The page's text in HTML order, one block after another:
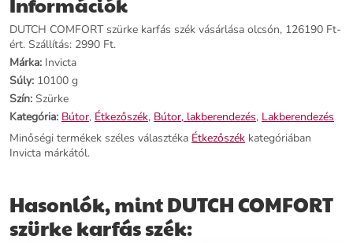
Márka:Invicta
Kategória:Étkezőszék
Tömeg:10000 g
Szín:
Szürke
Szállítási díj:2990 Ft
Előnyök:
Elegáns design:A bársony anyagú szék modern és egyedi stílust
kölcsönöz otthonodnak.
Stabilitás és tartósság:A fekete fém lábak maximális stabilitást
biztosítanak, hozzájárulva a szék hosszú élettartamához.
DUTCH COMFORT szürke karfás szék vásárlása olcsón, 126190 Ft-
ért. Szállítás: 2990 Ft.
Márka: Invicta
Súly: 10100 g
Szín: Szürke
Kategória: Bútor, Étkezőszék, Bútor, lakberendezés, Lakberendezés
Minőségi termékek széles választéka Étkezőszék kategóriában
Invicta márkától.
Hasonlók, mint DUTCH COMFORT
szürke karfás szék: